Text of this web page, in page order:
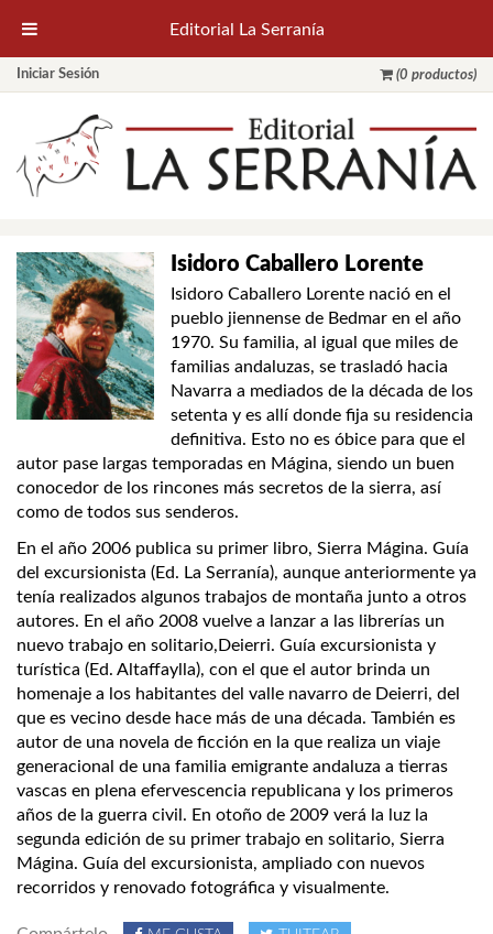
Iniciar Sesión (0 productos)
Isidoro Caballero Lorente
Isidoro Caballero Lorente nació en el
pueblo jiennense de Bedmar en el año
1970. Su familia, al igual que miles de
familias andaluzas, se trasladó hacia
Navarra a mediados de la década de los
setenta y es allí donde fija su residencia
definitiva. Esto no es óbice para que el
autor pase largas temporadas en Mágina, siendo un buen
conocedor de los rincones más secretos de la sierra, así
como de todos sus senderos.
En el año 2006 publica su primer libro, Sierra Mágina. Guía
del excursionista (Ed. La Serranía), aunque anteriormente ya
tenía realizados algunos trabajos de montaña junto a otros
autores. En el año 2008 vuelve a lanzar a las librerías un
nuevo trabajo en solitario,Deierri. Guía excursionista y
turística (Ed. Altaffaylla), con el que el autor brinda un
homenaje a los habitantes del valle navarro de Deierri, del
que es vecino desde hace más de una década. También es
autor de una novela de ficción en la que realiza un viaje
generacional de una familia emigrante andaluza a tierras
vascas en plena efervescencia republicana y los primeros
años de la guerra civil. En otoño de 2009 verá la luz la
segunda edición de su primer trabajo en solitario, Sierra
Mágina. Guía del excursionista, ampliado con nuevos
recorridos y renovado fotográfica y visualmente.
Editorial La Serranía